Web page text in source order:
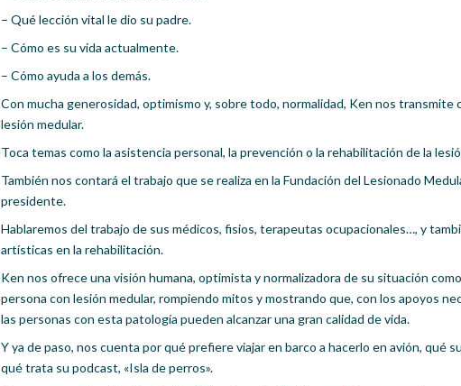
– Qué lección vital le dio su padre.
– Cómo es su vida actualmente.
– Cómo ayuda a los demás.
Con mucha generosidad, optimismo y, sobre todo, normalidad, Ken nos transmite
lesión medular.
Toca temas como la asistencia personal, la prevención o la rehabilitación de la
También nos contará el trabajo que se realiza en la Fundación del Lesionado
presidente.
Hablaremos del trabajo de sus médicos, fisios, terapeutas ocupacionales…, y
artísticas en la rehabilitación.
Ken nos ofrece una visión humana, optimista y normalizadora de su situación como
persona con lesión medular, rompiendo mitos y mostrando que, con los apoyos
las personas con esta patología pueden alcanzar una gran calidad de vida.
Y ya de paso, nos cuenta por qué prefiere viajar en barco a hacerlo en avión, qué
qué trata su podcast, «Isla de perros».